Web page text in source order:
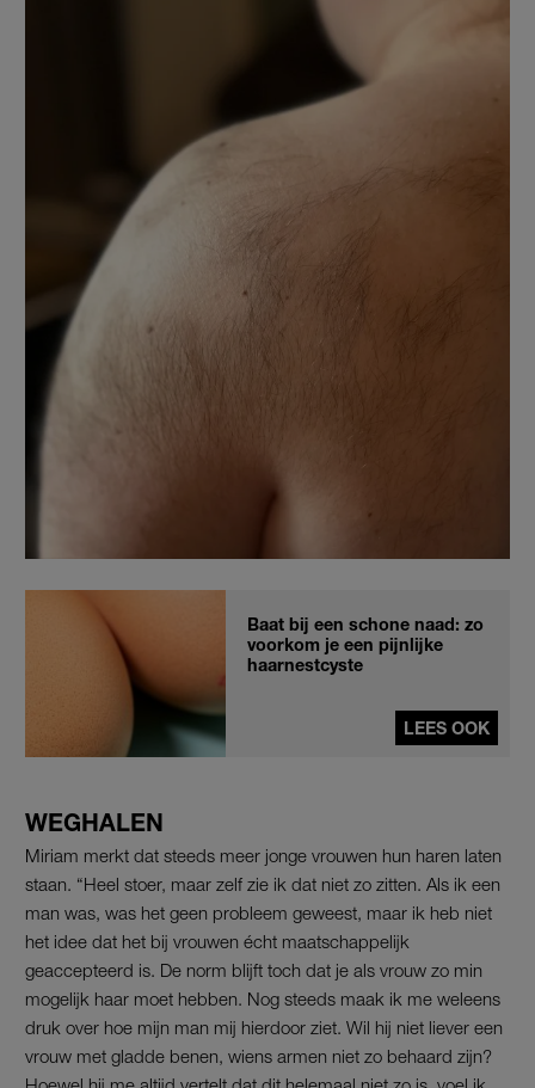
Baat bij een schone naad: zo
voorkom je een pijnlijke
haarnestcyste
LEES OOK
WEGHALEN
Miriam merkt dat steeds meer jonge vrouwen hun haren laten
staan. “Heel stoer, maar zelf zie ik dat niet zo zitten. Als ik een
man was, was het geen probleem geweest, maar ik heb niet
het idee dat het bij vrouwen écht maatschappelijk
geaccepteerd is. De norm blijft toch dat je als vrouw zo min
mogelijk haar moet hebben. Nog steeds maak ik me weleens
druk over hoe mijn man mij hierdoor ziet. Wil hij niet liever een
vrouw met gladde benen, wiens armen niet zo behaard zijn?